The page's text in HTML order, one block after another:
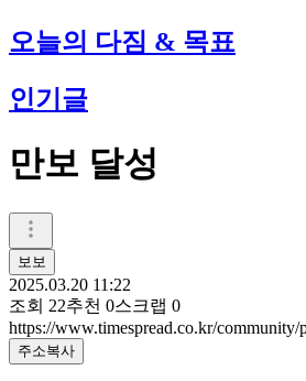
오늘의 다짐 & 목표
인기글
만보 달성
보보
2025.03.20 11:22
조회 22추천 0스크랩 0
https://www.timespread.co.kr/community/
주소복사